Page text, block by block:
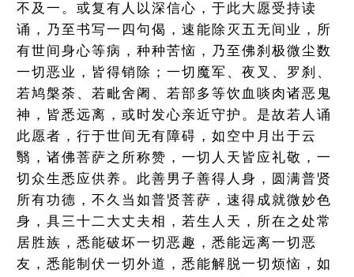
不及一。或复有人以深信心，于此大愿受持读
诵，乃至书写一四句偈，速能除灭五无间业，所
有世间身心等病，种种苦恼，乃至佛刹极微尘数
一切恶业，皆得销除；一切魔军、夜叉、罗刹、
若鸠槃荼、若毗舍阇、若部多等饮血啖肉诸恶鬼
神，皆悉远离，或时发心亲近守护。是故若人诵
此愿者，行于世间无有障碍，如空中月出于云
翳，诸佛菩萨之所称赞，一切人天皆应礼敬，一
切众生悉应供养。此善男子善得人身，圆满普贤
所有功德，不久当如普贤菩萨，速得成就微妙色
身，具三十二大丈夫相，若生人天，所在之处常
居胜族，悉能破坏一切恶趣，悉能远离一切恶
友，悉能制伏一切外道，悉能解脱一切烦恼，如